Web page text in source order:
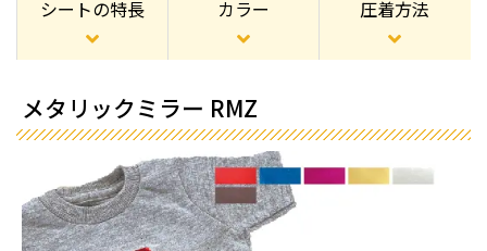
シートの特長 カラー 圧着方法
メタリックミラー RMZ